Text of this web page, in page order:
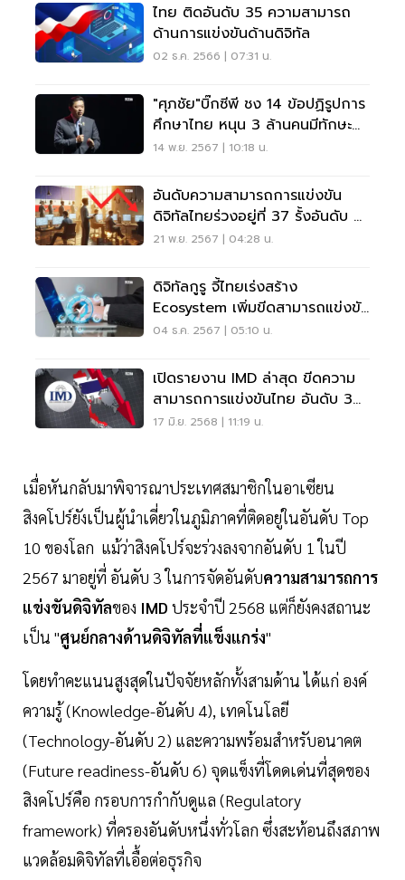
ไทย ติดอันดับ 35 ความสามารถ
ด้านการแข่งขันด้านดิจิทัล
02 ธ.ค. 2566 | 07:31 น.
"ศุภชัย"บิ๊กซีพี ชง 14 ข้อปฏิรูปการ
ศึกษาไทย หนุน 3 ล้านคนมีทักษะ
ดิจิทัล-AI
14 พ.ย. 2567 | 10:18 น.
อันดับความสามารถการแข่งขัน
ดิจิทัลไทยร่วงอยู่ที่ 37 รั้งอันดับ 3
อาเซียน
21 พ.ย. 2567 | 04:28 น.
ดิจิทัลกูรู จี้ไทยเร่งสร้าง
Ecosystem เพิ่มขีดสามารถแข่งขัน
ดิจิทัล
04 ธ.ค. 2567 | 05:10 น.
เปิดรายงาน IMD ล่าสุด ขีดความ
สามารถการแข่งขันไทย อันดับ 30
ของโลก
17 มิ.ย. 2568 | 11:19 น.
เมื่อหันกลับมาพิจารณาประเทศสมาชิกในอาเซียน
สิงคโปร์ยังเป็นผู้นำเดี่ยวในภูมิภาคที่ติดอยู่ในอันดับ Top
10 ของโลก แม้ว่าสิงคโปร์จะร่วงลงจากอันดับ 1 ในปี
2567 มาอยู่ที่ อันดับ 3 ในการจัดอันดับความสามารถการ
แข่งขันดิจิทัลของ IMD ประจำปี 2568 แต่ก็ยังคงสถานะ
เป็น "ศูนย์กลางด้านดิจิทัลที่แข็งแกร่ง"
โดยทำคะแนนสูงสุดในปัจจัยหลักทั้งสามด้าน ได้แก่ องค์
ความรู้ (Knowledge-อันดับ 4), เทคโนโลยี
(Technology-อันดับ 2) และความพร้อมสำหรับอนาคต
(Future readiness-อันดับ 6) จุดแข็งที่โดดเด่นที่สุดของ
สิงคโปร์คือ กรอบการกำกับดูแล (Regulatory
framework) ที่ครองอันดับหนึ่งทั่วโลก ซึ่งสะท้อนถึงสภาพ
แวดล้อมดิจิทัลที่เอื้อต่อธุรกิจ